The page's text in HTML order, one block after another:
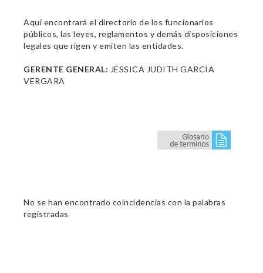
Aquí encontrará el directorio de los funcionarios
públicos, las leyes, reglamentos y demás disposiciones
legales que rigen y emiten las entidades.
GERENTE GENERAL: JESSICA JUDITH GARCIA
VERGARA
No se han encontrado coincidencias con la palabras
registradas